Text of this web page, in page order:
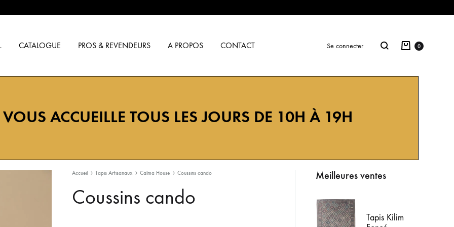
CATALOGUE PROS & REVENDEURS A PROPOS CONTACT Se connecter 0
ACCUEILLE TOUS LES JOURS DE 10H À 19H
Accueil Tapis Artisanaux Calma House Coussins cando
Coussins cando
Meilleures ventes
Tapis Kilim